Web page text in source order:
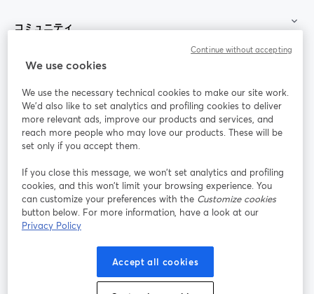
コミュニティ
StreamYard：
参加する
ライ
ンセ
ミナ
ー
Facebook
新しいタブで開く(Twitter)
YouTube
Instagram
新しいタブで開く
LinkedIn
新しいタブで開く
プラットフォーム利用規約
We use cookies
We use the necessary technical cookies to make our site work.
We'd also like to set analytics and profiling cookies to deliver
more relevant ads, improve our products and services, and
reach more people who may love our products. These will be
set only if you accept them.
If you close this message, we won’t set analytics and profiling
cookies, and this won’t limit your browsing experience. You
can customize your preferences with the Customize cookies
button below. For more information, have a look at our
Privacy Policy
Accept all cookies
Continue without accepting